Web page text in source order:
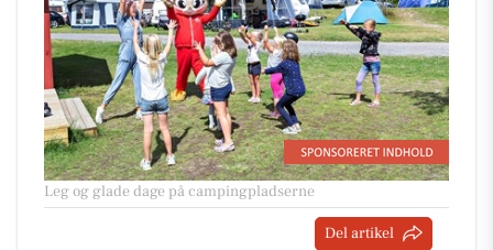
Leg og glade dage på campingpladserne
Del artikel